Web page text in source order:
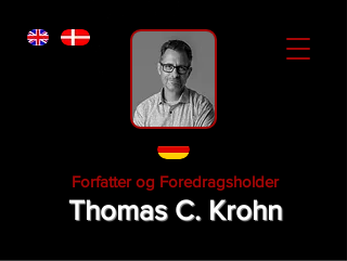
Forfatter og Foredragsholder
Thomas C. Krohn